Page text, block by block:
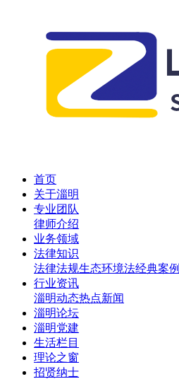
首页
关于淄明
专业团队
律师介绍
业务领域
法律知识
法律法规生态环境法经典案例
行业资讯
淄明动态热点新闻
淄明论坛
淄明党建
生活栏目
理论之窗
招贤纳士